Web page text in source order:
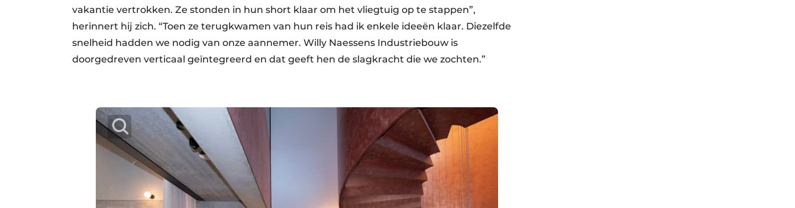
vakantie vertrokken. Ze stonden in hun short klaar om het vliegtuig op te stappen”,
herinnert hij zich. “Toen ze terugkwamen van hun reis had ik enkele ideeën klaar. Diezelfde
snelheid hadden we nodig van onze aannemer. Willy Naessens Industriebouw is
doorgedreven verticaal geïntegreerd en dat geeft hen de slagkracht die we zochten.”